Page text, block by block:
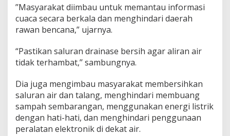
a
t
u
y
a
H
n
d
a
r
i
D
’’Masyarakat diimbau untuk memantau informasi
cuaca secara berkala dan menghindari daerah
rawan bencana,” ujarnya.
“Pastikan saluran drainase bersih agar aliran air
tidak terhambat,’’ sambungnya.
Dia juga mengimbau masyarakat membersihkan
saluran air dan talang, menghindari membuang
sampah sembarangan, menggunakan energi listrik
dengan hati-hati, dan menghindari penggunaan
peralatan elektronik di dekat air.